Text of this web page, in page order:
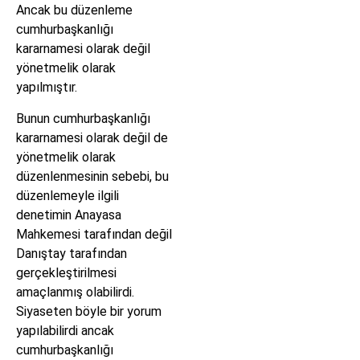
Ancak bu düzenleme
cumhurbaşkanlığı
kararnamesi olarak değil
yönetmelik olarak
yapılmıştır.
Bunun cumhurbaşkanlığı
kararnamesi olarak değil de
yönetmelik olarak
düzenlenmesinin sebebi, bu
düzenlemeyle ilgili
denetimin Anayasa
Mahkemesi tarafından değil
Danıştay tarafından
gerçekleştirilmesi
amaçlanmış olabilirdi.
Siyaseten böyle bir yorum
yapılabilirdi ancak
cumhurbaşkanlığı